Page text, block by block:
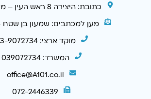
כתובת: היצירה 8 ראש העין – מתחם הרץ
מען למכתבים: שמעון בן שטח 44 אלעד
מוקד ארצי: 03-9072734
המשרד: 039072734
office@A101.co.il
072-2446339